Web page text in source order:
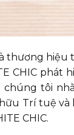
thương
CHIC phát
chúng tôi
Trí tuệ
CHIC.